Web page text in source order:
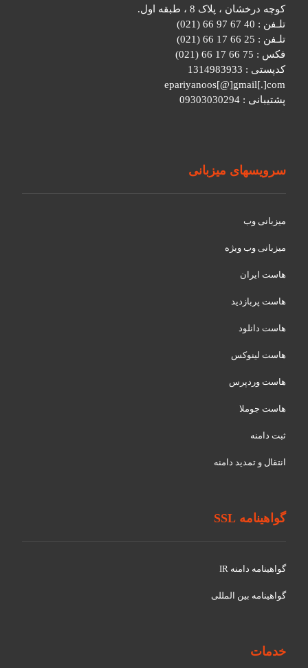
کوچه درخشان ، پلاک 8 ، طبقه اول.
تلـفن : 40 67 97 66 (021)
تلـفن : 25 66 17 66 (021)
فکس : 75 66 17 66 (021)
کدپستی : 1314983933
epariyanoos[@]gmail[.]com
پشتیبانی : 09303030294
سرویسهای میزبانی
میزبانی وب
میزبانی وب ویژه
هاست ایران
هاست پربازدید
هاست دانلود
هاست لینوکس
هاست وردپرس
هاست جوملا
ثبت دامنه
انتقال و تمدید دامنه
گواهینامه SSL
گواهينامه دامنه IR
گواهينامه بین المللی
خدمات